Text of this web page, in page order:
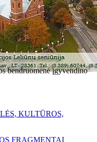
bendruomenė įgyvendino
KULTŪROS,
FRAGMENTAI